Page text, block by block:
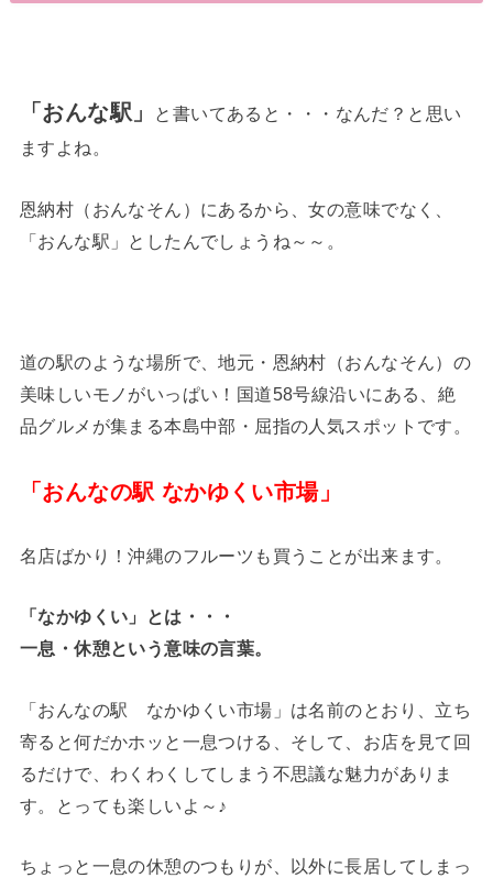
「おんな駅」
と書いてあると・・・なんだ？と思い
ますよね。
恩納村（おんなそん）にあるから、女の意味でなく、
「おんな駅」としたんでしょうね～～。
道の駅のような場所で、地元・恩納村（おんなそん）の
美味しいモノがいっぱい！国道58号線沿いにある、絶
品グルメが集まる本島中部・屈指の人気スポットです。
「おんなの駅 なかゆくい市場」
名店ばかり！沖縄のフルーツも買うことが出来ます。
「なかゆくい」とは・・・
一息・休憩という意味の言葉。
「おんなの駅 なかゆくい市場」は名前のとおり、立ち
寄ると何だかホッと一息つける、そして、お店を見て回
るだけで、わくわくしてしまう不思議な魅力がありま
す。とっても楽しいよ～♪
ちょっと一息の休憩のつもりが、以外に長居してしまっ